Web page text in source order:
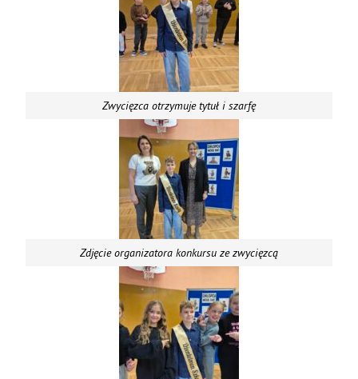
Zwycięzca otrzymuje tytuł i szarfę
Zdjęcie organizatora konkursu ze zwycięzcą